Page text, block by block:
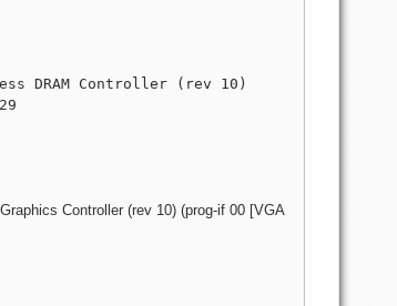
DRAM Controller (rev 10)
Controller (rev 10) (prog-if 00 [VGA